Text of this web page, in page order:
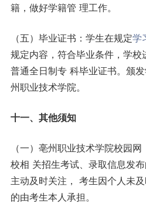
籍，做好学籍管 理工作。
（五）毕业证书：学生在规定学
规定内容，符合毕业条件，学
普通全日制专 科毕业证书。颁
州职业技术学院。
十一、其他须知
（一）亳州职业技术学院校园
校相 关招生考试、录取信息发
主动及时关注， 考生因个人未
的由考生本人承担。